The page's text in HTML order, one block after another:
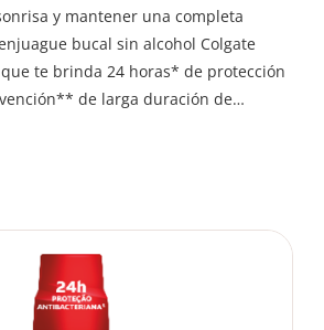
y mantener una completa
bucal sin alcohol Colgate
te brinda 24 horas* de protección
de larga duración de